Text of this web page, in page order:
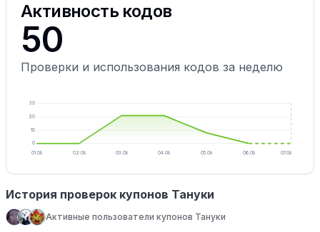
Активность кодов
50
Проверки и использования кодов за неделю
0
10
20
30
01.08 02.08 03.08 04.08 05.08 06.08 07.08
История проверок купонов Тануки
Активные пользователи купонов Тануки